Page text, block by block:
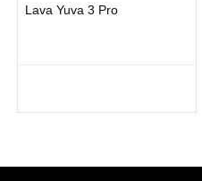
Lava Yuva 3 Pro